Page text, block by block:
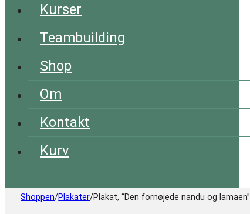
Kurser
Teambuilding
Shop
Om
Kontakt
Kurv
Shoppen/Plakater/Plakat, “Den fornøjede nandu og lamaen”